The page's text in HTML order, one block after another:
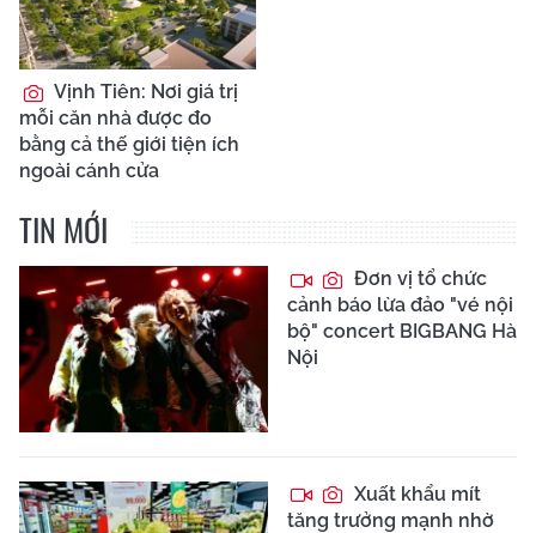
Vịnh Tiên: Nơi giá trị
mỗi căn nhà được đo
bằng cả thế giới tiện ích
ngoài cánh cửa
TIN MỚI
Đơn vị tổ chức
cảnh báo lừa đảo "vé nội
bộ" concert BIGBANG Hà
Nội
Xuất khẩu mít
tăng trưởng mạnh nhờ